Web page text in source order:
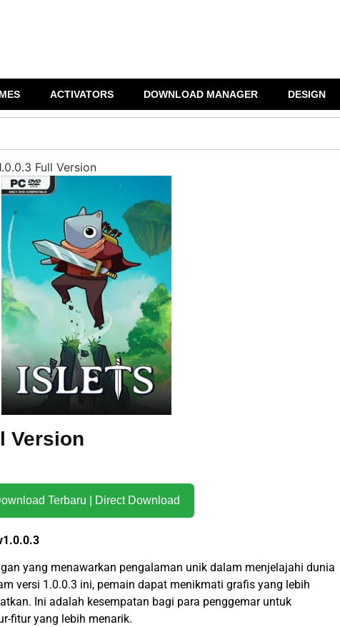
ACTIVATORS DOWNLOAD MANAGER DESIGN
Full Version
Version
Download Terbaru | Direct Download
yang menawarkan pengalaman unik dalam menjelajahi dunia
versi 1.0.0.3 ini, pemain dapat menikmati grafis yang lebih
Ini adalah kesempatan bagi para penggemar untuk
fitur yang lebih menarik.